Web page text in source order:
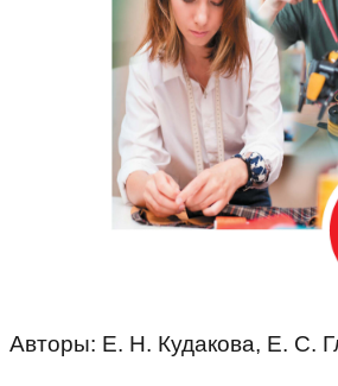
Авторы: Е. Н. Кудакова, Е. С.